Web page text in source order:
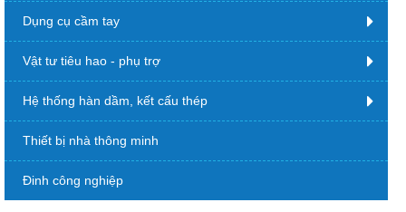
Dụng cụ cầm tay
Vật tư tiêu hao - phụ trợ
Hệ thống hàn dầm, kết cấu thép
Thiết bị nhà thông minh
Đinh công nghiệp